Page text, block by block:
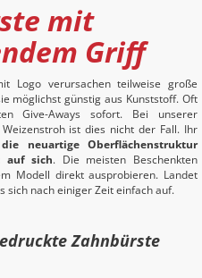
mit
Griff
Logo verursachen teilweise große
möglichst günstig aus Kunststoff. Oft
Give-Aways sofort. Bei unserer
ist dies nicht der Fall. Ihr
die neuartige Oberflächenstruktur
auf sich. Die meisten Beschenkten
Modell direkt ausprobieren. Landet
sich nach einiger Zeit einfach auf.
Zahnbürste